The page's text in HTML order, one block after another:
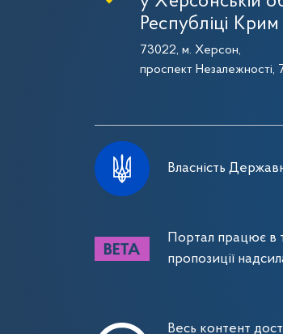
Республіці
73022, м. Херсон,
проспект Незалежності,
Власність
Портал працює в
пропозиції
Весь контент